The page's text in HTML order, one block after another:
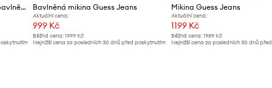
Guess Jeans mikina dámská bavlněná Bavlněná mikina Guess Jeans
Aktuální cena:
999 Kč
Běžná cena: 1999 Kč
Nejnižší cena za posledních 30 dnů před poskytnutím
Mikina Guess Jeans
Aktuální cena:
1199 Kč
Běžná cena: 1989 Kč
Nejnižší cena za posledních 30 dnů